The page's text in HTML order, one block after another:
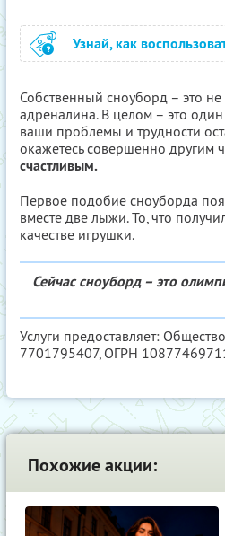
Узнай, как
Собственный сноуборд – это
адреналина. В целом – это
ваши проблемы и трудности
окажетесь совершенно другим
счастливым.
Первое подобие сноуборда
вместе две лыжи. То, что
качестве игрушки.
Сейчас сноуборд – это
Услуги предоставляет:
7701795407, ОГРН
Похожие акции: